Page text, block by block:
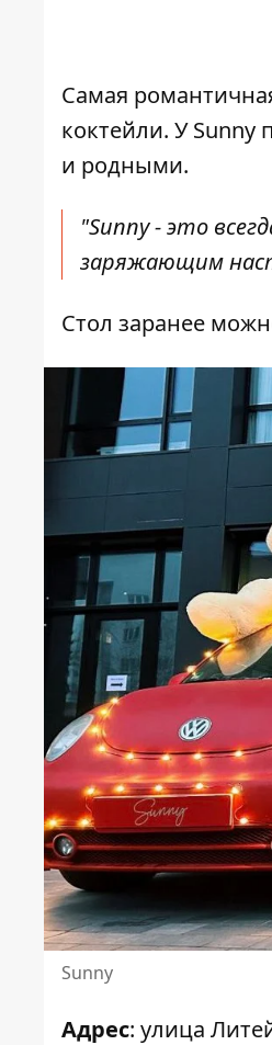
Самая
коктейли. У Sunny
и родными.
"Sunny - это
заряжающим
Стол заранее
Sunny
Адрес: улица